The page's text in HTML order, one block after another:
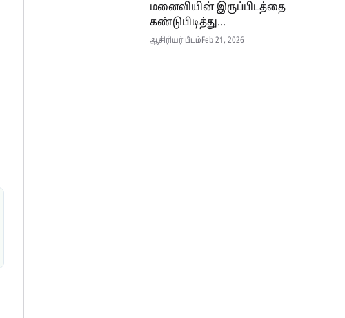
மனைவியின் இருப்பிடத்தை
கண்டுபிடித்து...
ஆசிரியர் பீடம்Feb 21, 2026